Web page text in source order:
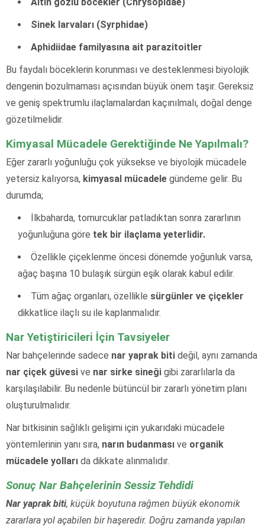
Sinek larvaları (Syrphidae)
Aphidiidae familyasına ait parazitoitler
Bu faydalı böceklerin korunması ve desteklenmesi biyolojik
dengenin bozulmaması açısından büyük önem taşır. Gereksiz
ve geniş spektrumlu ilaçlamalardan kaçınılmalı, doğal denge
gözetilmelidir.
Kimyasal Mücadele Gerektiğinde Ne Yapılmalı?
Eğer zararlı yoğunluğu çok yüksekse ve biyolojik mücadele
yetersiz kalıyorsa, kimyasal mücadele gündeme gelir. Bu
durumda;
İlkbaharda, tomurcuklar patladıktan sonra zararlının
yoğunluğuna göre tek bir ilaçlama yeterlidir.
Özellikle çiçeklenme öncesi dönemde yoğunluk varsa,
ağaç başına 10 bulaşık sürgün eşik olarak kabul edilir.
Tüm ağaç organları, özellikle sürgünler ve çiçekler
dikkatlice ilaçlı su ile kaplanmalıdır.
Nar Yetiştiricileri İçin Tavsiyeler
Nar bahçelerinde sadece nar yaprak biti değil, aynı zamanda
nar çiçek güvesi ve nar sirke sineği gibi zararlılarla da
karşılaşılabilir. Bu nedenle bütüncül bir zararlı yönetim planı
oluşturulmalıdır.
Nar bitkisinin sağlıklı gelişimi için yukarıdaki mücadele
yöntemlerinin yanı sıra, narın budanması ve organik
mücadele yolları da dikkate alınmalıdır.
Sonuç Nar Bahçelerinin Sessiz Tehdidi
Nar yaprak biti, küçük boyutuna rağmen büyük ekonomik
zararlara yol açabilen bir haşeredir. Doğru zamanda yapılan